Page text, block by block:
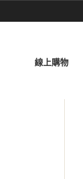
線上購物